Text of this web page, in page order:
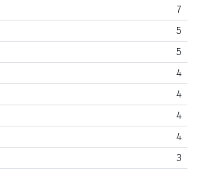
7
5
5
4
4
4
4
3